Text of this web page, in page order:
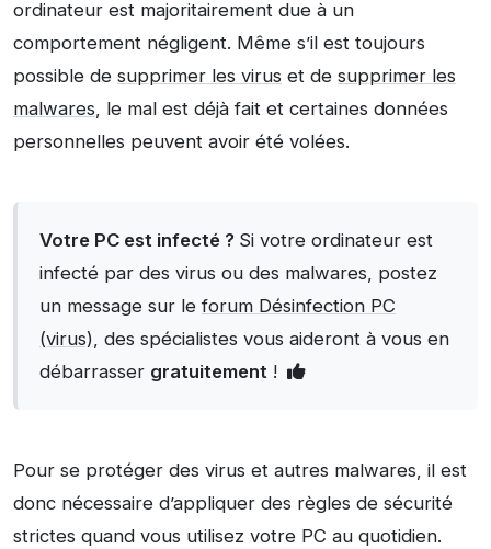
ordinateur est majoritairement due à un
comportement négligent. Même s’il est toujours
possible de supprimer les virus et de supprimer les
malwares, le mal est déjà fait et certaines données
personnelles peuvent avoir été volées.
Votre PC est infecté ? Si votre ordinateur est
infecté par des virus ou des malwares, postez
un message sur le forum Désinfection PC
(virus), des spécialistes vous aideront à vous en
débarrasser gratuitement !
Pour se protéger des virus et autres malwares, il est
donc nécessaire d’appliquer des règles de sécurité
strictes quand vous utilisez votre PC au quotidien.